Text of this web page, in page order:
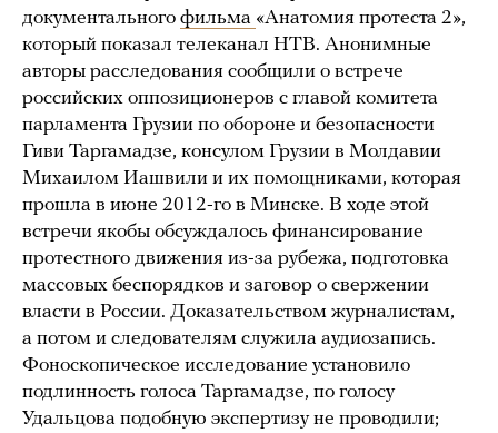
документального фильма «Анатомия протеста 2»,
который показал телеканал НТВ. Анонимные
авторы расследования сообщили о встрече
российских оппозиционеров с главой комитета
парламента Грузии по обороне и безопасности
Гиви Таргамадзе, консулом Грузии в Молдавии
Михаилом Иашвили и их помощниками, которая
прошла в июне 2012-го в Минске. В ходе этой
встречи якобы обсуждалось финансирование
протестного движения из-за рубежа, подготовка
массовых беспорядков и заговор о свержении
власти в России. Доказательством журналистам,
а потом и следователям служила аудиозапись.
Фоноскопическое исследование установило
подлинность голоса Таргамадзе, по голосу
Удальцова подобную экспертизу не проводили;